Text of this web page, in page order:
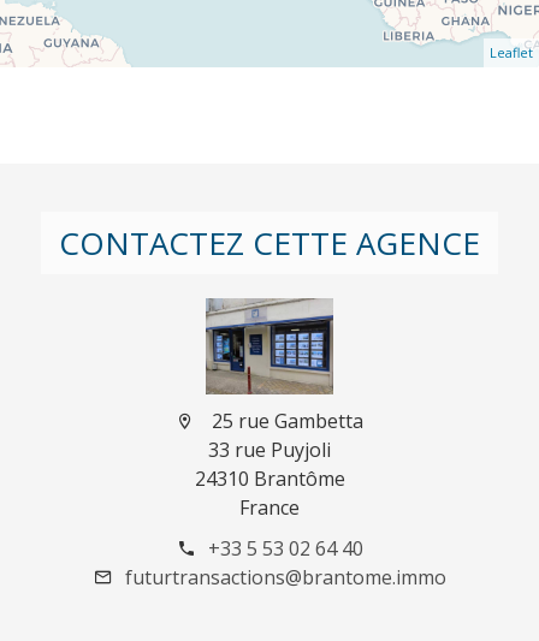
Leaflet
CONTACTEZ CETTE AGENCE
25 rue Gambetta
33 rue Puyjoli
24310 Brantôme
France
+33 5 53 02 64 40
futurtransactions@brantome.immo